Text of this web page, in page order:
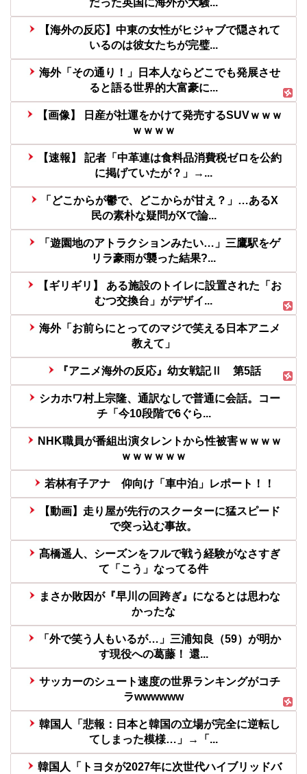
【海外の反応】中東の女性がヒジャブで隠されて
いるのは彼女たちが完璧...
海外「その通り！」日本人ならどこでも発展させ
ると語る世界的大富豪に...
【画像】 日産が社運をかけて発売するSUVｗｗｗ
ｗｗｗｗ
【速報】 記者「中革連は食料品消費税ゼロを公約
に掲げていたが？」→...
「どこからが鬱で、どこからが甘え？」…あるX
民の素朴な疑問がXで論...
「遊園地のアトラクションみたい…」三鷹駅をゲ
リラ豪雨が襲った結果?...
【ギリギリ】 ある施設のトイレに設置された「お
むつ交換台」がデザイ...
海外「お前らにとってのマジで笑える日本アニメ
教えて」
『アニメ海外の反応』幼女戦記Ⅱ 第5話
シカホワ村上宗隆、通訳なしで普通に会話。コー
チ「今10段階で6ぐら...
NHK職員が番組出演タレントから性被害ｗｗｗｗ
ｗｗｗｗｗｗ
若林有子アナ 仰向け「車中泊」レポート！！
【動画】走り屋が先行のスクーターに猛スピード
で突っ込む事故。
髙橋遥人、シーズンをフルで戦う経験がなさすぎ
て「こう」なってる件
まさか敗因が『早川の回跨ぎ』になるとは思わな
かったな
「外で笑う人もいるが…」三浦知良（59）が明か
す現役への葛藤！ 還...
サッカーのシュート速度の世界ランキングがコチ
ラwwwwww
韓国人「悲報：日本と韓国の立場が完全に逆転し
てしまった模様…」→「...
韓国人「トヨタが2027年に次世代ハイブリッドバ